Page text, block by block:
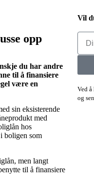
opp
du har andre
til å finansiere
være en
sin eksisterende
med
hos
boligen som
men langt
til å finansiere
Vil
Ved
og